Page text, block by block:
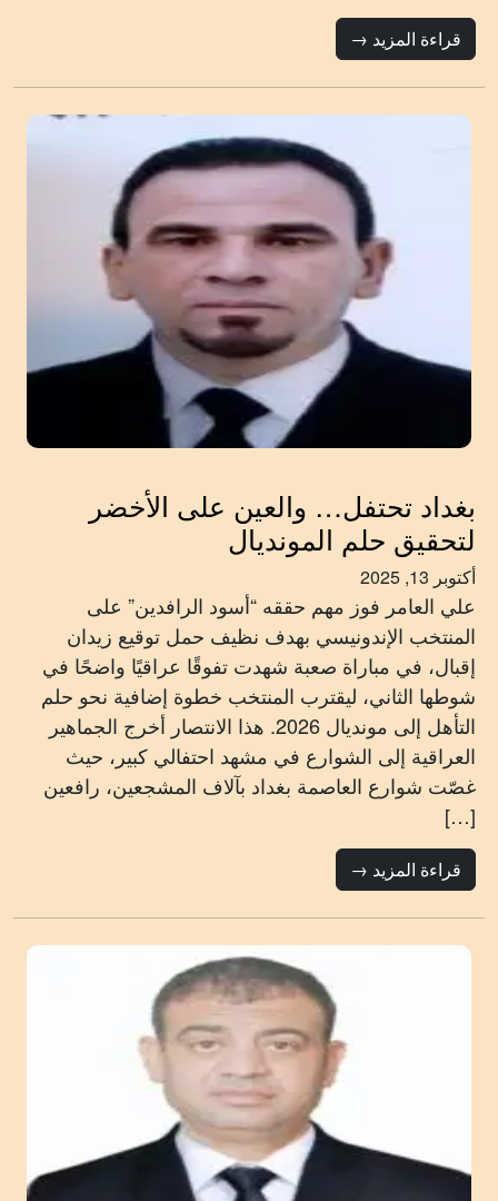
قراءة المزيد →
بغداد تحتفل… والعين على الأخضر
لتحقيق حلم المونديال
أكتوبر 13, 2025
علي العامر فوز مهم حققه “أسود الرافدين” على
المنتخب الإندونيسي بهدف نظيف حمل توقيع زيدان
إقبال، في مباراة صعبة شهدت تفوقًا عراقيًا واضحًا في
شوطها الثاني، ليقترب المنتخب خطوة إضافية نحو حلم
التأهل إلى مونديال 2026. هذا الانتصار أخرج الجماهير
العراقية إلى الشوارع في مشهد احتفالي كبير، حيث
غصّت شوارع العاصمة بغداد بآلاف المشجعين، رافعين
[…]
قراءة المزيد →